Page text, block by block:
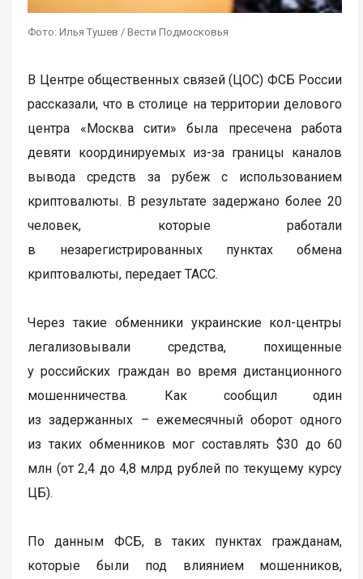
Фото: Илья Тушев / Вести Подмосковья
В Центре общественных связей (ЦОС) ФСБ России
рассказали, что в столице на территории делового
центра «Москва сити» была пресечена работа
девяти координируемых из-за границы каналов
вывода средств за рубеж с использованием
криптовалюты. В результате задержано более 20
человек, которые работали
в незарегистрированных пунктах обмена
криптовалюты, передает ТАСС.
Через такие обменники украинские кол-центры
легализовывали средства, похищенные
у российских граждан во время дистанционного
мошенничества. Как сообщил один
из задержанных – ежемесячный оборот одного
из таких обменников мог составлять $30 до 60
млн (от 2,4 до 4,8 млрд рублей по текущему курсу
ЦБ).
По данным ФСБ, в таких пунктах гражданам,
которые были под влиянием мошенников,